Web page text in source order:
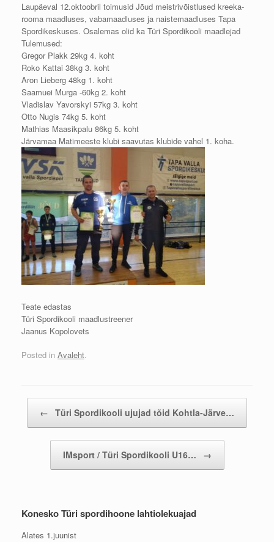
Laupäeval 12.oktoobril toimusid Jõud meistrivõistlused kreeka-
rooma maadluses, vabamaadluses ja naistemaadluses Tapa
Spordikeskuses. Osalemas olid ka Türi Spordikooli maadlejad
Tulemused:
Gregor Plakk 29kg 4. koht
Roko Kattai 38kg 3. koht
Aron Lieberg 48kg 1. koht
Saamuei Murga -60kg 2. koht
Vladislav Yavorskyi 57kg 3. koht
Otto Nugis 74kg 5. koht
Mathias Maasikpalu 86kg 5. koht
Järvamaa Matimeeste klubi saavutas klubide vahel 1. koha.
Teate edastas
Türi Spordikooli maadlustreener
Jaanus Kopolovets
Posted in Avaleht.
← Türi Spordikooli ujujad tõid Kohtla-Järve…
IMsport / Türi Spordikooli U16… →
Konesko Türi spordihoone lahtiolekuajad
Alates 1.juunist